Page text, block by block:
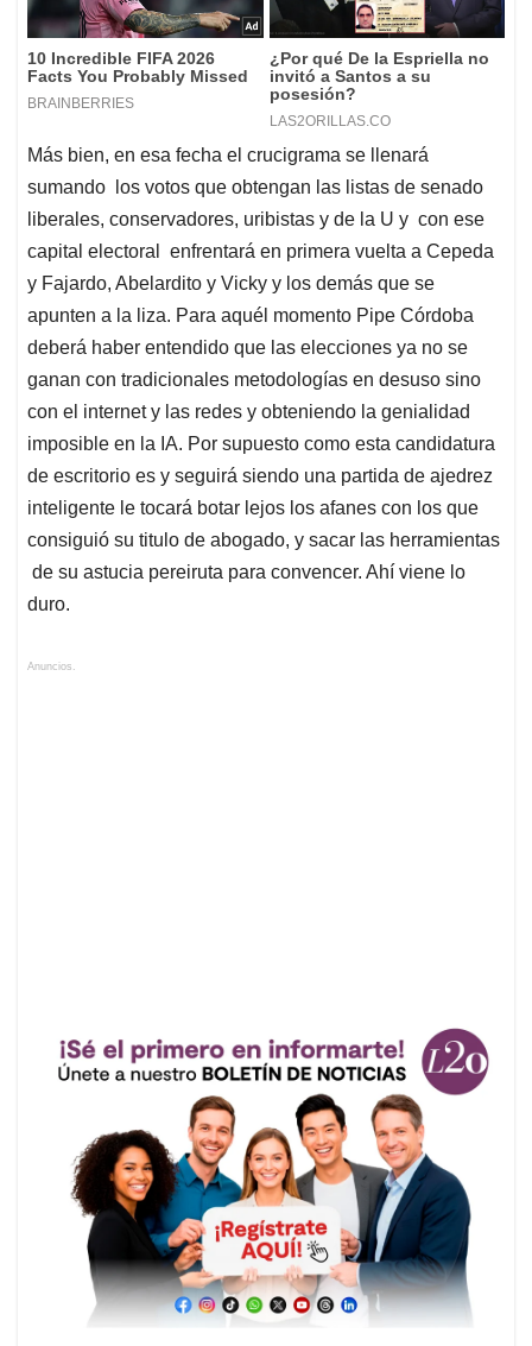
Más bien, en esa fecha el crucigrama se llenará
sumando los votos que obtengan las listas de senado
liberales, conservadores, uribistas y de la U y con ese
capital electoral enfrentará en primera vuelta a Cepeda
y Fajardo, Abelardito y Vicky y los demás que se
apunten a la liza. Para aquél momento Pipe Córdoba
deberá haber entendido que las elecciones ya no se
ganan con tradicionales metodologías en desuso sino
con el internet y las redes y obteniendo la genialidad
imposible en la IA. Por supuesto como esta candidatura
de escritorio es y seguirá siendo una partida de ajedrez
inteligente le tocará botar lejos los afanes con los que
consiguió su titulo de abogado, y sacar las herramientas
de su astucia pereiruta para convencer. Ahí viene lo
duro.
Anuncios.